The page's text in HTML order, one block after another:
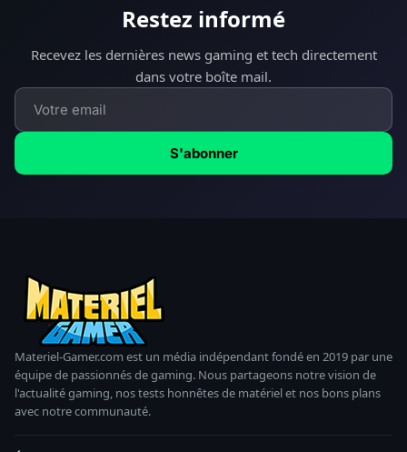
Restez informé
Recevez les dernières news gaming et tech directement
dans votre boîte mail.
S'abonner
Materiel-Gamer.com est un média indépendant fondé en 2019 par une
équipe de passionnés de gaming. Nous partageons notre vision de
l'actualité gaming, nos tests honnêtes de matériel et nos bons plans
avec notre communauté.